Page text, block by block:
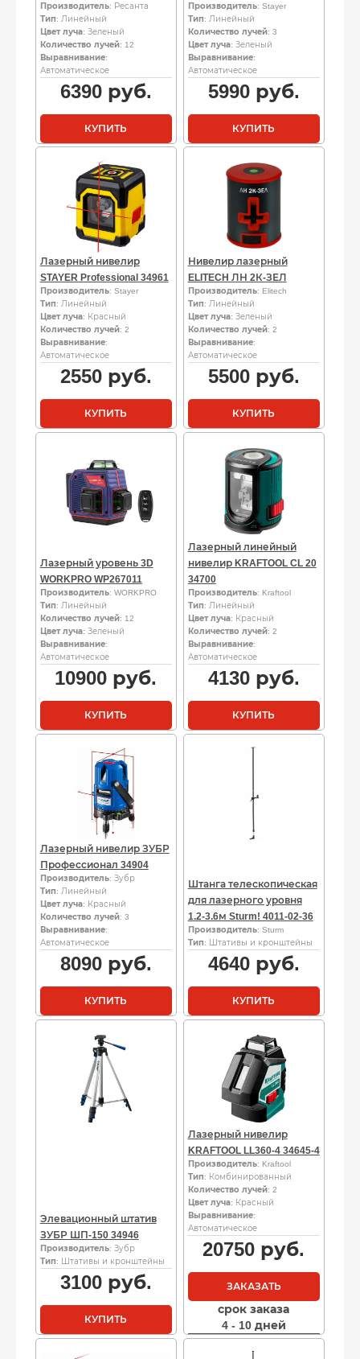
Производитель: Ресанта
Тип: Линейный
Цвет луча: Зеленый
Количество лучей: 12
Выравнивание:
Автоматическое
6390руб.
КУПИТЬ
Производитель: Stayer
Тип: Линейный
Количество лучей: 3
Цвет луча: Зеленый
Выравнивание:
Автоматическое
5990руб.
КУПИТЬ
Лазерный нивелир
STAYER Professional 34961
Производитель: Stayer
Тип: Линейный
Цвет луча: Красный
Количество лучей: 2
Выравнивание:
Автоматическое
2550руб.
КУПИТЬ
Нивелир лазерный
ELITECH ЛН 2К-ЗЕЛ
Производитель: Elitech
Тип: Линейный
Цвет луча: Зеленый
Количество лучей: 2
Выравнивание:
Автоматическое
5500руб.
КУПИТЬ
Лазерный уровень 3D
WORKPRO WP267011
Производитель: WORKPRO
Тип: Линейный
Количество лучей: 12
Цвет луча: Зеленый
Выравнивание:
Автоматическое
10900 руб.
КУПИТЬ
Лазерный линейный
нивелир KRAFTOOL CL 20
34700
Производитель: Kraftool
Тип: Линейный
Цвет луча: Красный
Количество лучей: 2
Выравнивание:
Автоматическое
4130руб.
КУПИТЬ
Лазерный нивелир ЗУБР
Профессионал 34904
Производитель: Зубр
Тип: Линейный
Цвет луча: Красный
Количество лучей: 3
Выравнивание:
Автоматическое
8090руб.
КУПИТЬ
Штанга телескопическая
для лазерного уровня
1.2-3.6м Sturm! 4011-02-36
Производитель: Sturm
Тип: Штативы и кронштейны
4640руб.
КУПИТЬ
Элевационный штатив
ЗУБР ШП-150 34946
Производитель: Зубр
Тип: Штативы и кронштейны
3100руб.
КУПИТЬ
Лазерный нивелир
KRAFTOOL LL360-4 34645-4
Производитель: Kraftool
Тип: Комбинированный
Количество лучей: 2
Цвет луча: Красный
Выравнивание:
Автоматическое
20750 руб.
ЗАКАЗАТЬ
срок заказа
4 - 10 дней